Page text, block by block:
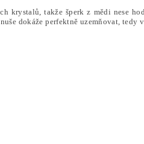
krystalů, takže šperk z mědi nese
dokáže perfektně uzemňovat, tedy